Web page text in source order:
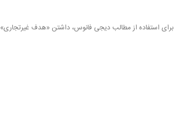
برای استفاده از مطالب دیجی فانوس، داشتن «هدف